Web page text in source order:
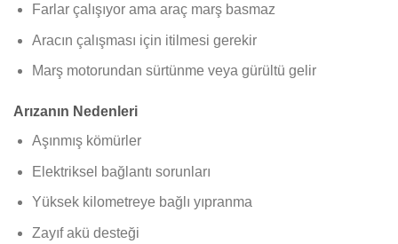
Farlar çalışıyor ama araç marş basmaz
Aracın çalışması için itilmesi gerekir
Marş motorundan sürtünme veya gürültü gelir
Arızanın Nedenleri
Aşınmış kömürler
Elektriksel bağlantı sorunları
Yüksek kilometreye bağlı yıpranma
Zayıf akü desteği